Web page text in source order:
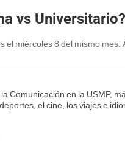
vs Universitario?
el miércoles 8 del mismo mes.
Comunicación en la USMP,
el cine, los viajes e